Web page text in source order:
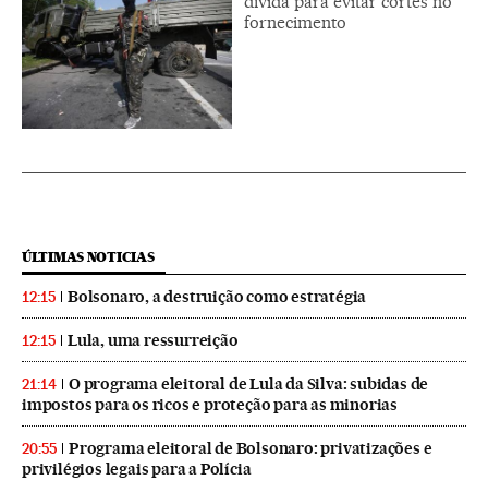
fornecimento
ÚLTIMAS NOTICIAS
12:15 Bolsonaro, a destruição como estratégia
12:15 Lula, uma ressurreição
21:14
O programa eleitoral de Lula da Silva: subidas de
impostos para os ricos e proteção para as minorias
20:55
Programa eleitoral de Bolsonaro: privatizações e
privilégios legais para a Polícia